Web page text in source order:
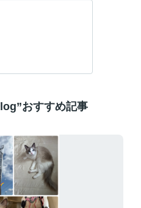
おすすめ記事